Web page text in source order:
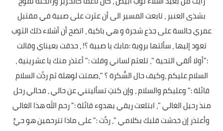
بشذى العنبر ، تابعت المسير الى أن عثرت على صبية في مقتبل
عمري جالسة على جذع شجرة و هي باكية ، اتضح أن أشلاء ذلك الثوب
تعود إليها ، سألتها بروية :مابك يا صبية ؟! ، حدقت بعيناي وقالت
:"أولا ألقي التحية "، تلعثم لساني وقلت :" أعتذر منك يا عشرينية ،
السلام عليكم ،وكيف حال السُّكرة ؟ "،صمتت لوهلة ثم ردَّت السلام
قائلة :" وعليكم والسلام ، وإن كنتِ تسألينني عن حالي ، فحالي رحل
منذ رحيل الغالي "، ابتلعت ريقي بهدوء قائلة :" رحم الله هذا الغالي
وأعتذر إن خدشت قلبك بكلامي "، ردَّت :" على ماذا تترحمين هو حيُّ